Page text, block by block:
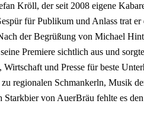
Kröll, der seit 2008 eigene
für Publikum und Anlass trat
der Begrüßung von Michael
Premiere sichtlich aus und
und Presse für beste
regionalen Schmankerln, Musik
von AuerBräu fehlte es